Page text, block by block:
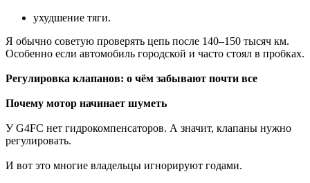
ухудшение тяги.
Я обычно советую проверять цепь после 140–150 тысяч км.
Особенно если автомобиль городской и часто стоял в пробках.
Регулировка клапанов: о чём забывают почти все
Почему мотор начинает шуметь
У G4FC нет гидрокомпенсаторов. А значит, клапаны нужно
регулировать.
И вот это многие владельцы игнорируют годами.